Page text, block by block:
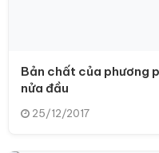
Bản chất của phương
nửa đầu
25/12/2017